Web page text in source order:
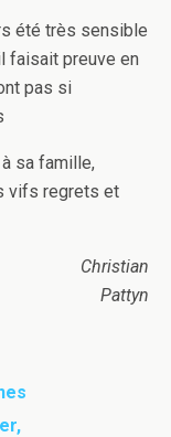
été très sensible
faisait preuve en
pas si
sa famille,
vifs regrets et
Christian
Pattyn